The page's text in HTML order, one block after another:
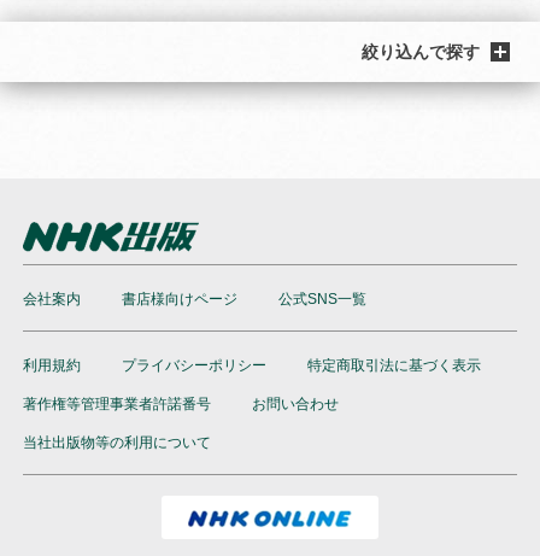
絞り込んで探す
会社案内 書店様向けページ 公式SNS一覧
利用規約 プライバシーポリシー 特定商取引法に基づく表示
著作権等管理事業者許諾番号 お問い合わせ
当社出版物等の利用について